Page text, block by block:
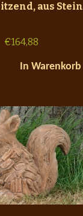
aus Stein
€164,88
In Warenkorb